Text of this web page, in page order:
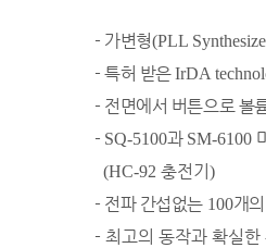
- 가변형(PLL
- ​특허 받은IrDA
- 전면에서 버튼으로 볼
- ​SQ-5100과 SM-6100
(HC-92 충전기 )
- ​전파 간섭없는 100개
- 최고의 동작과 확실